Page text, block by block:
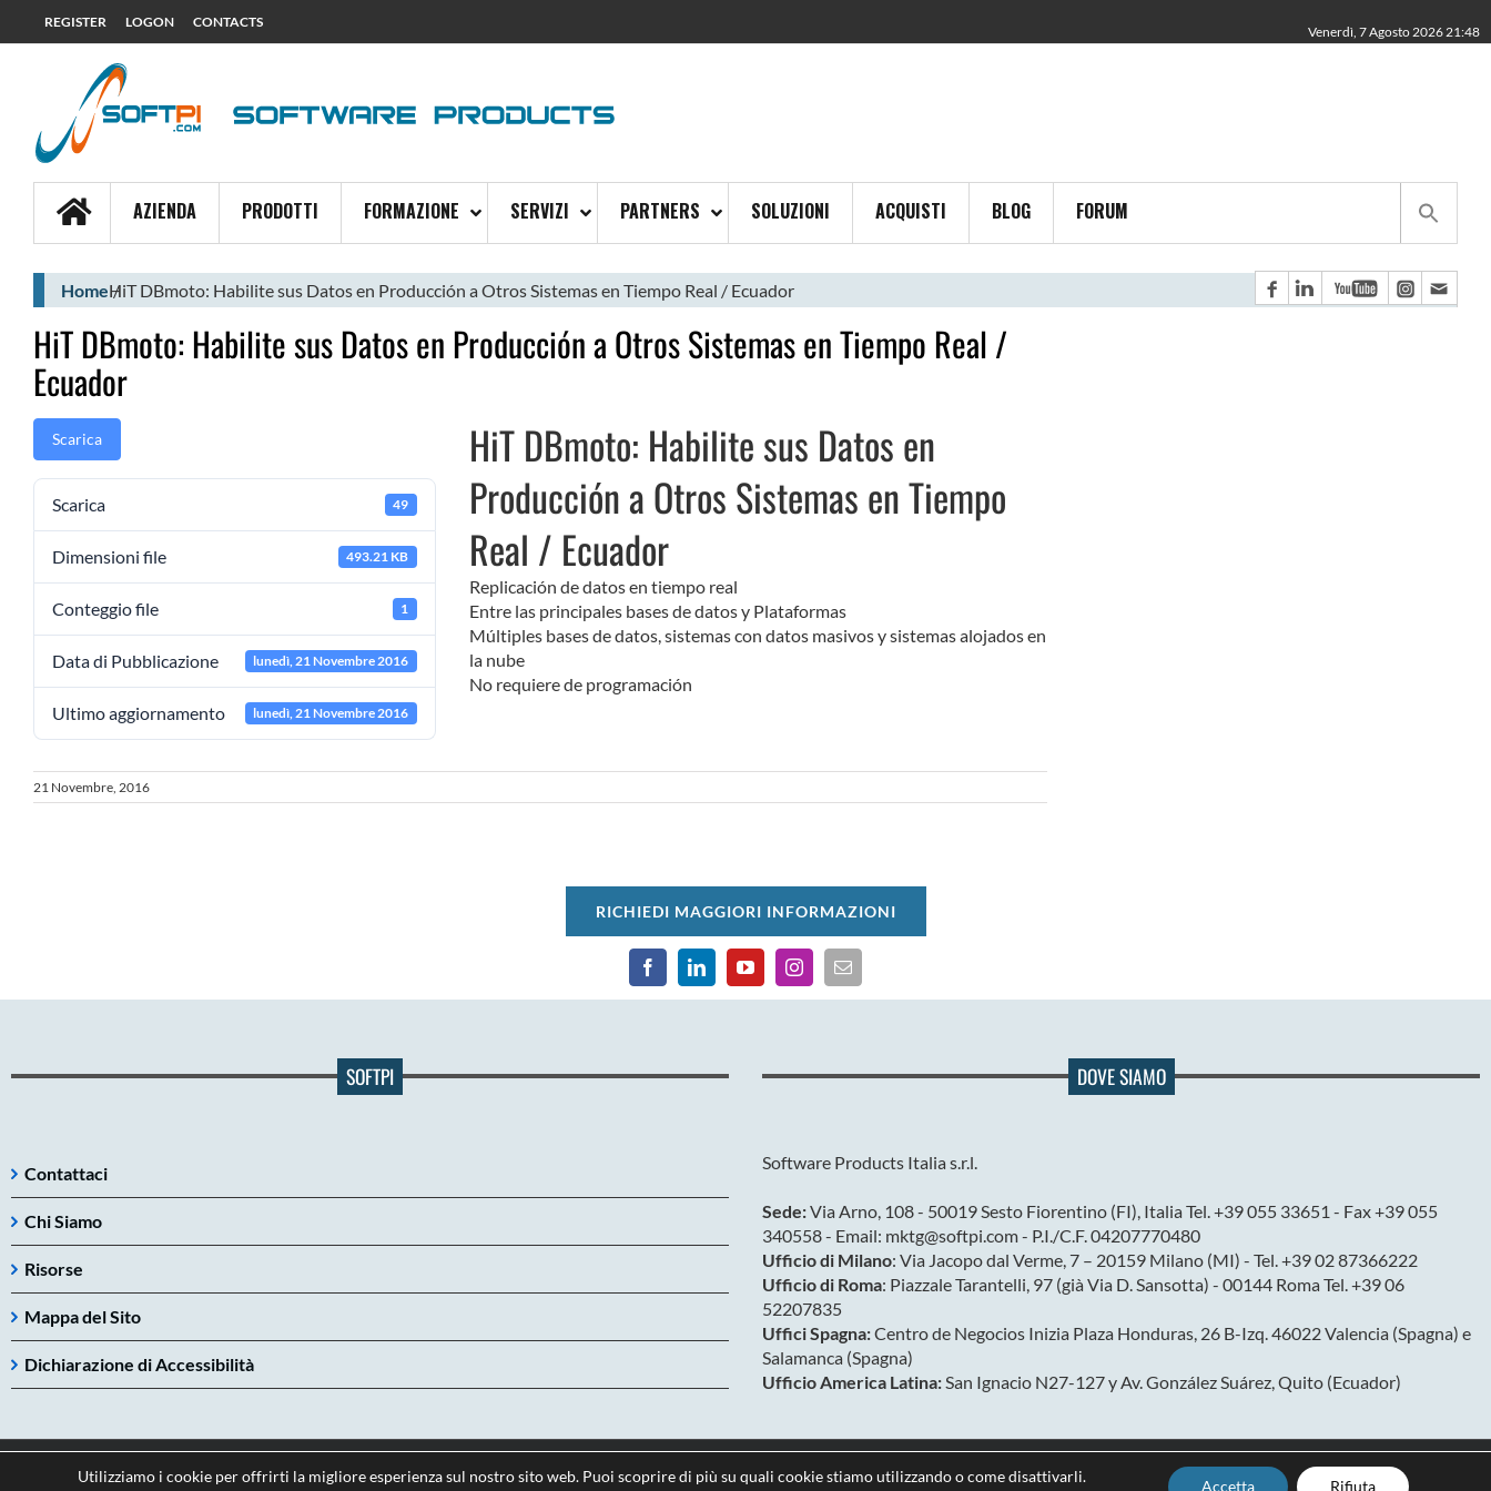
REGISTER LOGON CONTACTS
Venerdì, 7 Agosto 2026 21:48
AZIENDA PRODOTTI FORMAZIONE SERVIZI PARTNERS SOLUZIONI ACQUISTI BLOG FORUM
HomeHiT DBmoto: Habilite sus Datos en Producción a Otros Sistemas en Tiempo Real / Ecuador
HiT DBmoto: Habilite sus Datos en Producción a Otros Sistemas en Tiempo Real /
Ecuador
Scarica
Scarica 49
Dimensioni file 493.21 KB
Conteggio file 1
Data di Pubblicazione lunedì, 21 Novembre 2016
Ultimo aggiornamento lunedì, 21 Novembre 2016
HiT DBmoto: Habilite sus Datos en
Producción a Otros Sistemas en Tiempo
Real / Ecuador
Replicación de datos en tiempo real
Entre las principales bases de datos y Plataformas
Múltiples bases de datos, sistemas con datos masivos y sistemas alojados en
la nube
No requiere de programación
21 Novembre, 2016
RICHIEDI MAGGIORI INFORMAZIONI
SOFTPI
Contattaci
Chi Siamo
Risorse
Mappa del Sito
Dichiarazione di Accessibilità
DOVE SIAMO
Software Products Italia s.r.l.
Sede:Via Arno, 108 - 50019 Sesto Fiorentino (FI), Italia Tel. +39 055 33651 - Fax +39 055
340558 - Email: mktg@softpi.com - P.I./C.F. 04207770480
Ufficio di Milano: Via Jacopo dal Verme, 7 – 20159 Milano (MI) - Tel. +39 02 87366222
Ufficio di Roma: Piazzale Tarantelli, 97 (già Via D. Sansotta) - 00144 Roma Tel. +39 06
52207835
Uffici Spagna:Centro de Negocios Inizia Plaza Honduras, 26 B-Izq. 46022 Valencia (Spagna) e
Salamanca (Spagna)
Ufficio America Latina:San Ignacio N27-127 y Av. González Suárez, Quito (Ecuador)
Copyright 2026 Privacy & Cookies
Utilizziamo i cookie per offrirti la migliore esperienza sul nostro sito web. Puoi scoprire di più su quali cookie stiamo utilizzando o come disattivarli.
Accetta Rifiuta